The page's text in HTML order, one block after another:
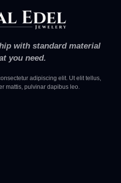
with standard material
you need.
adipiscing elit. Ut elit tellus,
mattis, pulvinar dapibus leo.